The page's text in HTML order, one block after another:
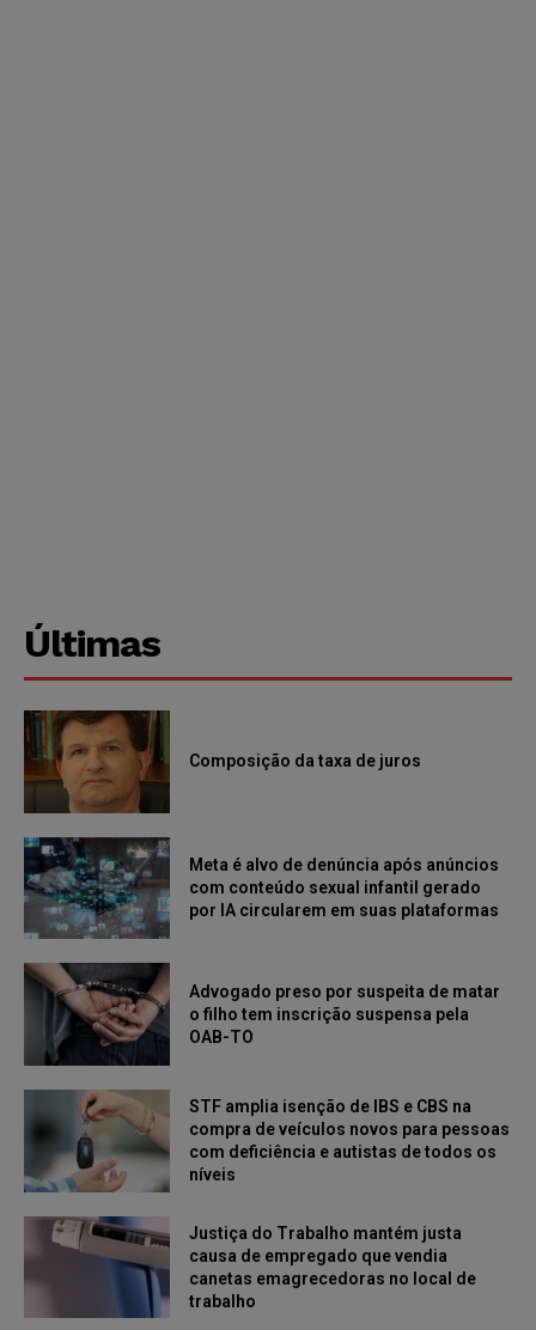
Últimas
Composição da taxa de juros
Meta é alvo de denúncia após anúncios
com conteúdo sexual infantil gerado
por IA circularem em suas plataformas
Advogado preso por suspeita de matar
o filho tem inscrição suspensa pela
OAB-TO
STF amplia isenção de IBS e CBS na
compra de veículos novos para pessoas
com deficiência e autistas de todos os
níveis
Justiça do Trabalho mantém justa
causa de empregado que vendia
canetas emagrecedoras no local de
trabalho